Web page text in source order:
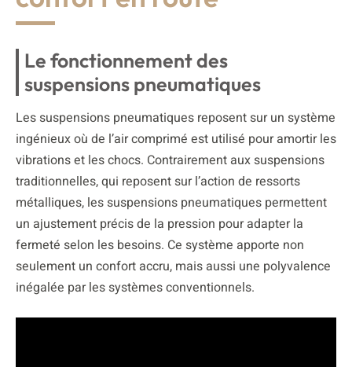
Le fonctionnement des
suspensions pneumatiques
Les suspensions pneumatiques reposent sur un système
ingénieux où de l’air comprimé est utilisé pour amortir les
vibrations et les chocs. Contrairement aux suspensions
traditionnelles, qui reposent sur l’action de ressorts
métalliques, les suspensions pneumatiques permettent
un ajustement précis de la pression pour adapter la
fermeté selon les besoins. Ce système apporte non
seulement un confort accru, mais aussi une polyvalence
inégalée par les systèmes conventionnels.